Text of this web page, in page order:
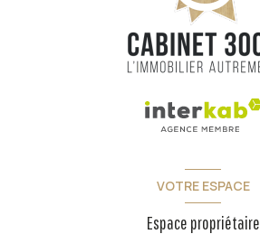
VOTRE ESPACE
Espace propriétaire